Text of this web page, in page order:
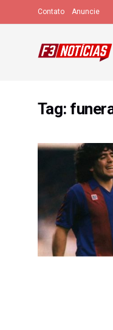
Contato Anuncie
Tag: